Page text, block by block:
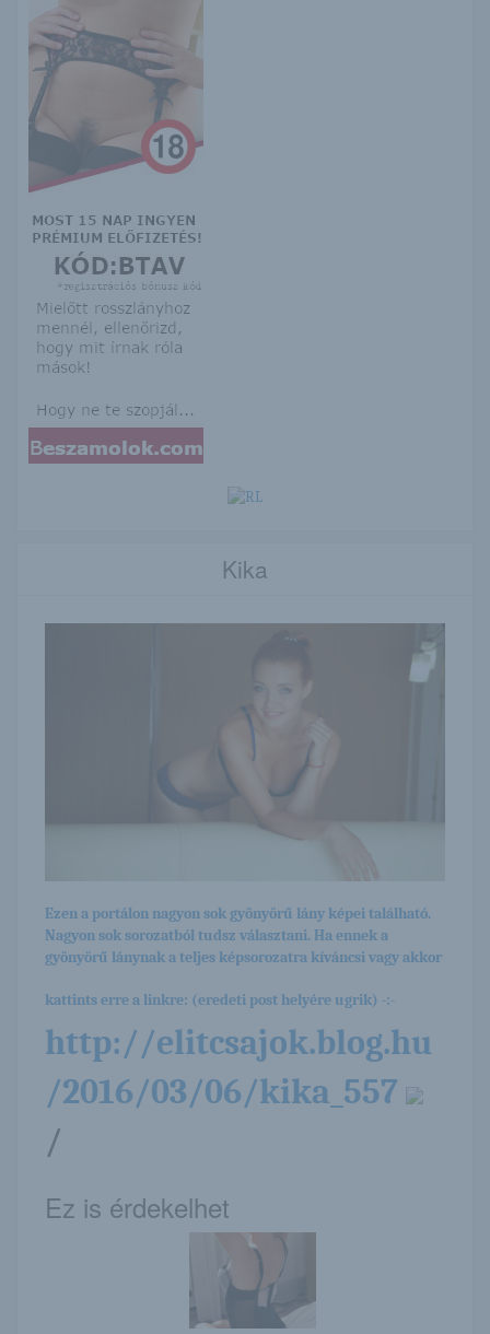
Kika
Ezen a portálon nagyon sok gyönyörű lány képei található.
Nagyon sok sorozatból tudsz választani. Ha ennek a
gyönyörű lánynak a teljes képsorozatra kíváncsi vagy akkor
kattints erre a linkre: (eredeti post helyére ugrik) -:-
http://elitcsajok.blog.hu
/2016/03/06/kika_557
/
Ez is érdekelhet